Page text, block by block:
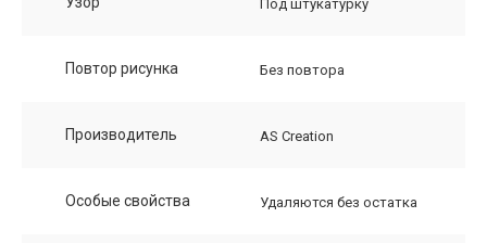
Под штукатурку
Повтор рисунка Без повтора
Производитель AS Creation
Особые свойства Удаляются без остатка